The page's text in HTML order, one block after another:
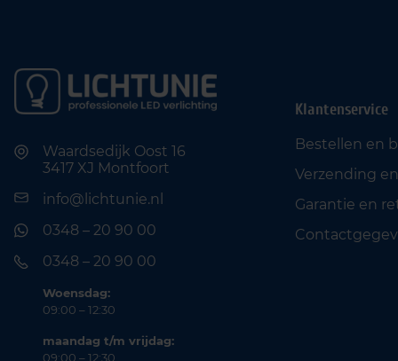
Waardsedijk Oost 16
3417 XJ Montfoort
info@lichtunie.nl
0348 – 20 90 00
0348 – 20 90 00
Woensdag:
09:00 – 12:30
maandag t/m vrijdag:
09:00 – 12:30
Klantenservice
Bestellen en
Verzending
Garantie en